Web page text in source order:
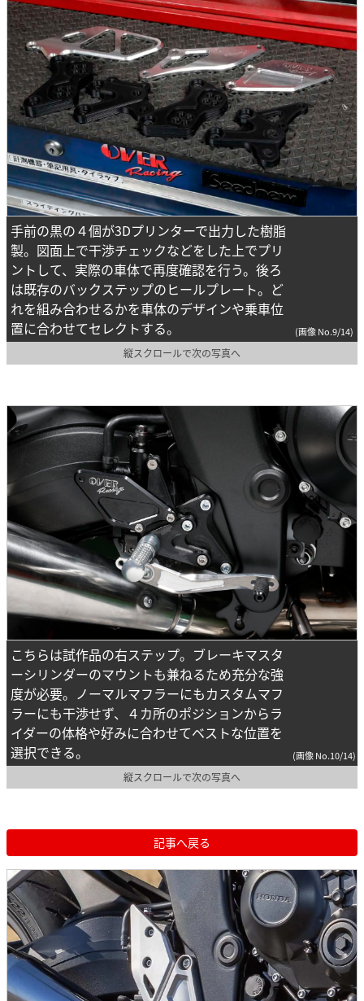
手前の黒の４個が3Dプリンターで出力した樹脂
製。図面上で干渉チェックなどをした上でプリ
ントして、実際の車体で再度確認を行う。後ろ
は既存のバックステップのヒールプレート。ど
れを組み合わせるかを車体のデザインや乗車位
置に合わせてセレクトする。
(画像 No.9/14)
縦スクロールで次の写真へ
こちらは試作品の右ステップ。ブレーキマスタ
ーシリンダーのマウントも兼ねるため充分な強
度が必要。ノーマルマフラーにもカスタムマフ
ラーにも干渉せず、４カ所のポジションからラ
イダーの体格や好みに合わせてベストな位置を
選択できる。
(画像 No.10/14)
縦スクロールで次の写真へ
記事へ戻る